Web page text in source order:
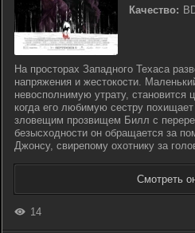
Качество:
На просторах Западного Техаса
напряжения и жестокости.
невосполнимую утрату, становится
когда его любимую сестру
зловещим прозвищем Билл с
безысходности он обращается за
Джонсу, свирепому охотнику за
Смотреть
14